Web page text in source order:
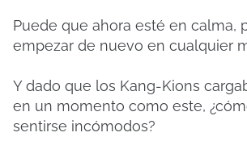
Puede que ahora esté en calma,
empezar de nuevo en cualquier
Y dado que los Kang-Kions
en un momento como este,
sentirse incómodos?